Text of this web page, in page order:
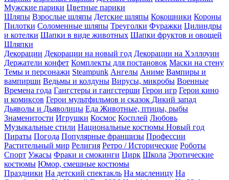
Мужские парики Цветные парики
Шляпы Взрослые шляпы Детские шляпы Кокошники Короны
Пилотки Соломенные шляпы Треуголки Фуражки Цилиндры
и котелки Шапки в виде животных Шапки фруктов и овощей
Шляпки
Декорации Декорации на новый год Декорации на Хэллоуин
Держатели конфет Комплекты для постановок Маски на стену
Темы и персонажи Steampunk Ангелы Аниме Вампиры и
вампирши Ведьмы и колдуны Вирусы, микробы Военные
Времена года Гангстеры и гангстерши Герои игр Герои кино
и комиксов Герои мультфильмов и сказок Дикий запад
Дьяволы и Дьяволицы Еда Животные, птицы, рыбы
Знаменитости Игрушки Космос Косплей Любовь
Музыкальные стили Национальные костюмы Новый год
Пираты Погода Популярные франшизы Профессии
Растительный мир Религия Ретро / Исторические Роботы
Спорт Ужасы Фраки и смокинги Цирк Школа Эротические
костюмы Юмор, смешные костюмы
Праздники На детский спектакль На масленицу На